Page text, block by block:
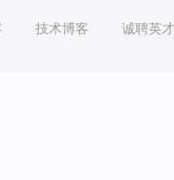
技术博客 诚聘英才